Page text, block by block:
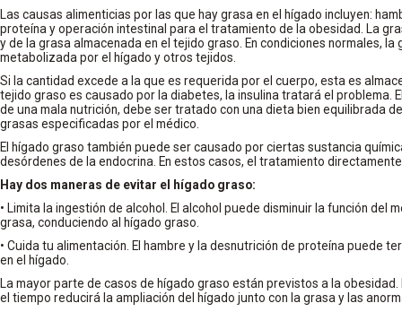
Las causas alimenticias por las que hay grasa en el hígado incluyen:
proteína y operación intestinal para el tratamiento de la obesidad. La
y de la grasa almacenada en el tejido graso. En condiciones normales,
metabolizada por el hígado y otros tejidos.
Si la cantidad excede a la que es requerida por el cuerpo, esta es
tejido graso es causado por la diabetes, la insulina tratará el problema.
de una mala nutrición, debe ser tratado con una dieta bien equilibrada
grasas especificadas por el médico.
El hígado graso también puede ser causado por ciertas sustancia
desórdenes de la endocrina. En estos casos, el tratamiento
Hay dos maneras de evitar el hígado graso:
• Limita la ingestión de alcohol. El alcohol puede disminuir la función del
grasa, conduciendo al hígado graso.
• Cuida tu alimentación. El hambre y la desnutrición de proteína puede
en el hígado.
La mayor parte de casos de hígado graso están previstos a la
el tiempo reducirá la ampliación del hígado junto con la grasa y las